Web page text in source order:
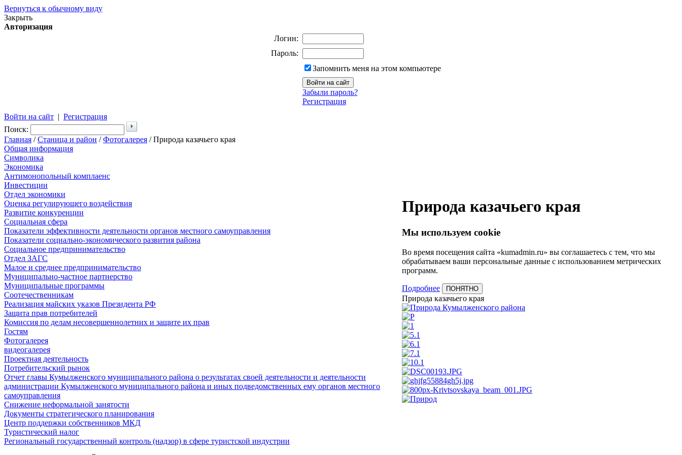
Вернуться к обычному виду
Закрыть
Авторизация
Логин:
Пароль:
Запомнить меня на этом компьютере
Забыли пароль?
Регистрация
Войти на сайт | Регистрация
Поиск:
Главная /Станица и район /Фотогалерея / Природа казачьего края
Общая информация
Символика
Экономика
Антимонопольный комплаенс
Инвестиции
Отдел экономики
Оценка регулирующего воздействия
Развитие конкуренции
Социальная сфера
Показатели эффективности деятельности органов местного самоуправления
Показатели социально-экономического развития района
Социальное предпринимательство
Отдел ЗАГС
Малое и среднее предпринимательство
Муниципально-частное партнерство
Муниципальные программы
Соотечественникам
Реализация майских указов Президента РФ
Защита прав потребителей
Комиссия по делам несовершеннолетних и защите их прав
Гостям
Фотогалерея
видеогалерея
Проектная деятельность
Потребительский рынок
Отчет главы Кумылженского муниципального района о результатах своей деятельности и деятельности
администрации Кумылженского муниципального района и иных подведомственных ему органов местного
самоуправления
Снижение неформальной занятости
Документы стратегического планирования
Центр поддержки собственников МКД
Туристический налог
Региональный государственный контроль (надзор) в сфере туристской индустрии
Природа казачьего края
Мы используем cookie
Во время посещения сайта «kumadmin.ru» вы соглашаетесь с тем, что мы
обрабатываем ваши персональные данные с использованием метрических
программ.
Подробнее ПОНЯТНО
Природа казачьего края